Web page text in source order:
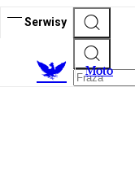
Serwisy
Moto